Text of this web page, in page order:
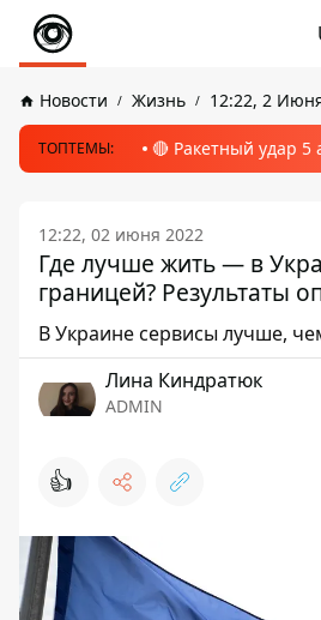
Новости Жизнь 12:22, 2
ТОПТЕМЫ: 🔴 Ракетный удар 5
12:22, 02 июня 2022
Где лучше жить — в
границей? Результаты
В Украине сервисы лучше,
Лина Киндратюк
ADMIN
👍